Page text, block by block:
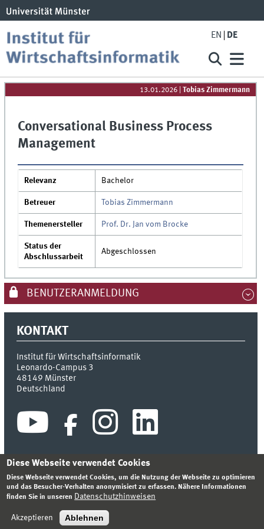
EN DE
13.01.2026 Tobias Zimmermann
Conversational Business Process
Management
Relevanz Bachelor
Betreuer Tobias Zimmermann
Themenersteller Prof. Dr. Jan vom Brocke
Status der
Abschlussarbeit
Abgeschlossen
BENUTZERANMELDUNG
KONTAKT
Institut für Wirtschaftsinformatik
Leonardo-Campus 3
48149 Münster
Deutschland
INDEX SITEMAP KONTAKT ANMELDEN
IMPRESSUM
DATENSCHUTZHINWEIS
© 2026 INSTITUT FÜR WIRTSCHAFTSINFORMATIK
Diese Webseite verwendet Cookies
Diese Webseite verwendet Cookies, um die Nutzung der Webseite zu optimieren
und das Besucher-Verhalten anonymisiert zu erfassen. Nähere Informationen
finden Sie in unseren Datenschutzhinweisen
Akzeptieren Ablehnen